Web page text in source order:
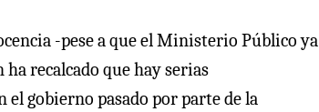
-pese a que el Ministerio Público ya
recalcado que hay serias
gobierno pasado por parte de la